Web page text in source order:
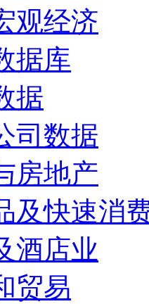
观经济
据库
据
司数据
房地产
及快速消
酒店业
贸易